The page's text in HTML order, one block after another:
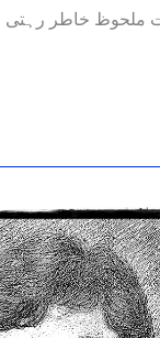
ملحوظ خاطر رہتی